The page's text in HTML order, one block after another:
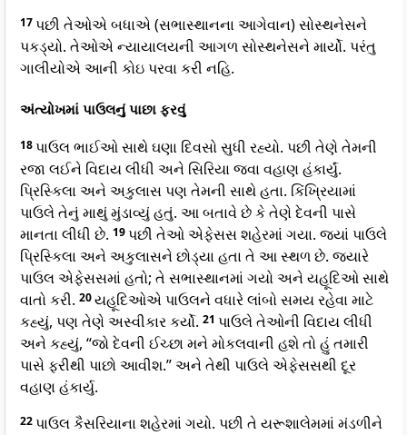
17પછી તેઓએ બધાએ (સભાસ્થાનના આગેવાન) સોસ્થનેસને
પકડ્યો. તેઓએ ન્યાયાલયની આગળ સોસ્થનેસને માર્યો. પરંતુ
ગાલીયોએ આની કોઇ પરવા કરી નહિ.
અંત્યોખમાં પાઉલનું પાછા ફરવું
18પાઉલ ભાઈઓ સાથે ઘણા દિવસો સુધી રહ્યો. પછી તેણે તેમની
રજા લઈને વિદાય લીધી અને સિરિયા જવા વહાણ હંકાર્યું.
પ્રિસ્કિલા અને અકુલાસ પણ તેમની સાથે હતા. કિંખ્રિયામાં
પાઉલે તેનું માથું મુંડાવ્યું હતું. આ બતાવે છે કે તેણે દેવની પાસે
માનતા લીધી છે. 19પછી તેઓ એફેસસ શહેરમાં ગયા. જ્યાં પાઉલે
પ્રિસ્કિલા અને અકુલાસને છોડ્યા હતા તે આ સ્થળ છે. જ્યારે
પાઉલ એફેસસમાં હતો; તે સભાસ્થાનમાં ગયો અને યહૂદિઓ સાથે
વાતો કરી. 20યહૂદિઓએ પાઉલને વધારે લાંબો સમય રહેવા માટે
કહ્યું, પણ તેણે અસ્વીકાર કર્યો. 21 પાઉલે તેઓની વિદાય લીધી
અને કહ્યું, “જો દેવની ઈચ્છા મને મોકલવાની હશે તો હું તમારી
પાસે ફરીથી પાછો આવીશ.” અને તેથી પાઉલે એફેસસથી દૂર
વહાણ હંકાર્યુ.
22પાઉલ કૈસરિયાના શહેરમાં ગયો. પછી તે યરૂશાલેમમાં મંડળીને